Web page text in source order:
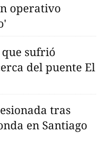
operativo
sufrió
del puente El
tras
en Santiago